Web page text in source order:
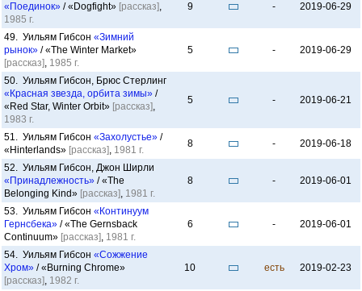
«Поединок» / «Dogfight» [рассказ],
1985 г.
9 - 2019-06-29
49. Уильям Гибсон «Зимний
рынок» / «The Winter Market»
[рассказ], 1985 г.
5 - 2019-06-29
50. Уильям Гибсон, Брюс Стерлинг
«Красная звезда, орбита зимы» /
«Red Star, Winter Orbit» [рассказ],
1983 г.
5 - 2019-06-21
51. Уильям Гибсон «Захолустье» /
«Hinterlands» [рассказ], 1981 г.
8 - 2019-06-18
52. Уильям Гибсон, Джон Ширли
«Принадлежность» / «The
Belonging Kind» [рассказ], 1981 г.
8 - 2019-06-01
53. Уильям Гибсон «Континуум
Гернсбека» / «The Gernsback
Continuum» [рассказ], 1981 г.
6 - 2019-06-01
54. Уильям Гибсон «Сожжение
Хром» / «Burning Chrome»
[рассказ], 1982 г.
10 есть 2019-02-23